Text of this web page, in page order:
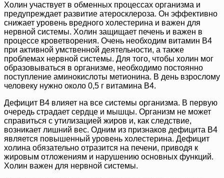
Холин участвует в обменных процессах организма и
предупреждает развитие атеросклероза. Он эффективно
снижает уровень вредного холестерина и важен для
нервной системы. Холин защищает печень и важен в
процессе кроветворения. Очень необходим витамин В4
при активной умственной деятельности, а также
проблемах нервной системы. Для того, чтобы холин мог
образовываться в организме, необходимо постоянно
поступление аминокислоты метионина. В день взрослому
человеку нужно около 0,5 г витамина В4.
Дефицит В4 влияет на все системы организма. В первую
очередь страдает сердце и мышцы. Организм не может
справиться с утилизацией жиров и, как следствие,
возникает лишний вес. Одним из признаков дефицита В4
является повышенный уровень холестерина. Дефицит
холина обязательно отразится на печени, приводя к
жировым отложениям и нарушению основных функций.
Холин важен для нервной системы.